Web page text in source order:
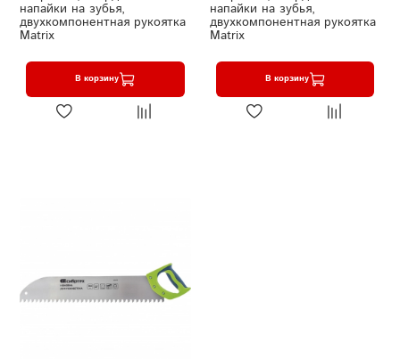
напайки на зубья,
двухкомпонентная рукоятка
Matrix
В корзину
напайки на зубья,
двухкомпонентная рукоятка
Matrix
В корзину